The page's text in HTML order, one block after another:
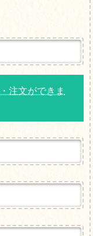
注文ができま